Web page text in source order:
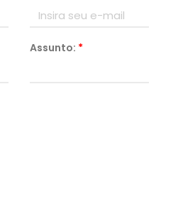
Assunto: *